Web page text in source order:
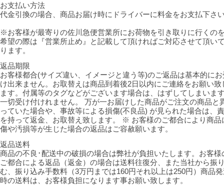
お支払い方法
代金引換の場合、商品お届け時にドライバーに料金をお支払下さ
※お客様が最寄りの佐川急便営業所にお荷物を引き取りに行くの
希望の際は『営業所止め』と記載して頂ければご対応させて頂い
ります。
返品期限
お客様都合(サイズ違い、イメージと違う等)のご返品は基本的にお
け出来ません。お取替えは商品到着後2日以内にご連絡をお願い致
ます。付属等のタグなどがございます場合は、はずしてしまいま
一切受け付けれません。 万が一お届けした商品がご注文の商品と
っていた場合や、事故等による損傷(不良品) が見られた場合は、
を持って返金、お取替え致します。 ※ お客様のご都合により商品
傷や汚損等が生じた場合の返品はご容赦願います。
返品送料
商品の不良･配送中の破損の場合は弊社が負担いたします。お客様
ご都合による返品（返金）の場合は送料往復分、また当社から振
む、振り込み手数料（3万円までは160円それ以上は250円）商品
時の送料は、お客様負担になります事お願い致します。